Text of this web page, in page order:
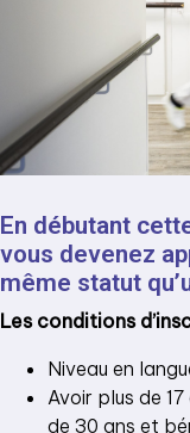
En débutant
vous devenez
même statut
Les conditions
Niveau en
Avoir plus de
de 30 ans et